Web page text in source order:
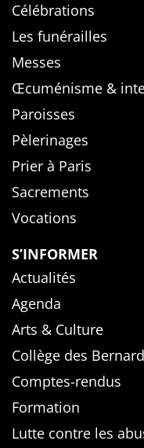
Célébrations
Les funérailles
Messes
Œcuménisme &
Paroisses
Pèlerinages
Prier à Paris
Sacrements
Vocations
S’INFORMER
Actualités
Agenda
Arts & Culture
Collège des
Comptes-rendus
Formation
Lutte contre les